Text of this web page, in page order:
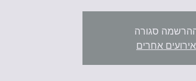
סגורה
אירועים אחרים